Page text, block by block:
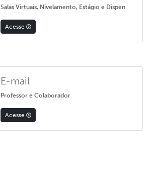
Salas Virtuais, Nivelamento, Estágio e Dispen
Acesse
E-mail
Professor e Colaborador
Acesse